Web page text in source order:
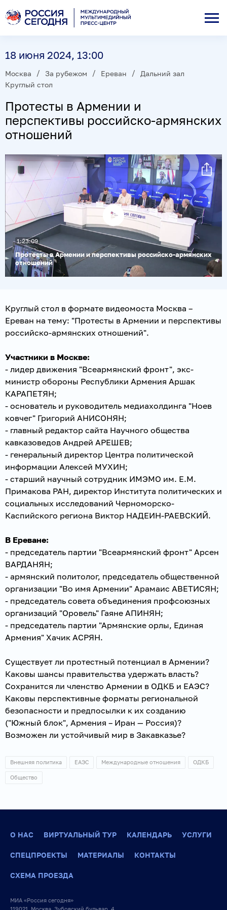
18 июня 2024, 13:00
Москва За рубежом Ереван
Дальний зал
Круглый стол
Протесты в Армении и
перспективы российско-армянских
отношений
Воспроизвести
видео
Протесты в Армении и перспективы российско-армянских
отношений
1:23:09
Круглый стол в формате видеомоста Москва –
Ереван на тему: "Протесты в Армении и перспективы
российско-армянских отношений".
Участники в Москве:
- лидер движения "Всеармянский фронт", экс-
министр обороны Республики Армения Аршак
КАРАПЕТЯН;
- основатель и руководитель медиахолдинга "Ноев
ковчег" Григорий АНИСОНЯН;
- главный редактор сайта Научного общества
кавказоведов Андрей АРЕШЕВ;
- генеральный директор Центра политической
информации Алексей МУХИН;
- старший научный сотрудник ИМЭМО им. Е.М.
Примакова РАН, директор Института политических и
социальных исследований Черноморско-
Каспийского региона Виктор НАДЕИН-РАЕВСКИЙ.
В Ереване:
- председатель партии "Всеармянский фронт" Арсен
ВАРДАНЯН;
- армянский политолог, председатель общественной
организации "Во имя Армении" Арамаис АВЕТИСЯН;
- председатель совета объединения профсоюзных
организаций "Оровель" Гаяне АПИНЯН;
- председатель партии "Армянские орлы, Единая
Армения" Хачик АСРЯН.
Существует ли протестный потенциал в Армении?
Каковы шансы правительства удержать власть?
Сохранится ли членство Армении в ОДКБ и ЕАЭС?
Каковы перспективные форматы региональной
безопасности и предпосылки к их созданию
("Южный блок", Армения – Иран — Россия)?
Возможен ли устойчивый мир в Закавказье?
Внешняя политика ЕАЭС Международные отношения ОДКБ
Общество
О НАС ВИРТУАЛЬНЫЙ ТУР КАЛЕНДАРЬ УСЛУГИ
СПЕЦПРОЕКТЫ МАТЕРИАЛЫ КОНТАКТЫ
СХЕМА ПРОЕЗДА
МИА «Россия сегодня»